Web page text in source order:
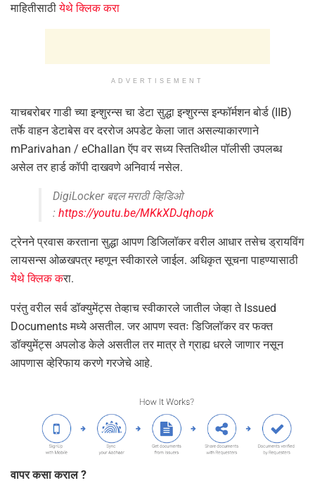
माहितीसाठीयेथे क्लिक करा
ADVERTISEMENT
याचबरोबर गाडी च्या इन्शुरन्स चा डेटा सुद्धा इन्शुरन्स इन्फॉर्मशन बोर्ड (IIB)
तर्फे वाहन डेटाबेस वर दररोज अपडेट केला जात असल्याकारणाने
mParivahan / eChallan ऍप वर सध्य स्तितिथील पॉलीसी उपलब्ध
असेल तर हार्ड कॉपी दाखवणे अनिवार्य नसेल.
DigiLocker बद्दल मराठी व्हिडिओ
: https://youtu.be/MKkXDJqhopk
ट्रेनने प्रवास करताना सुद्धा आपण डिजिलॉकर वरील आधार तसेच ड्रायविंग
लायसन्स ओळखपत्र म्हणून स्वीकारले जाईल. अधिकृत सूचना पाहण्यासाठी
येथे क्लिक करा.
परंतु वरील सर्व डॉक्युमेंट्स तेव्हाच स्वीकारले जातील जेव्हा ते Issued
Documents मध्ये असतील. जर आपण स्वतः डिजिलॉकर वर फक्त
डॉक्युमेंट्स अपलोड केले असतील तर मात्र ते ग्राह्य धरले जाणार नसून
आपणास व्हेरिफाय करणे गरजेचे आहे.
वापर कसा कराल ?